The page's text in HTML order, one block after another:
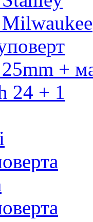
Milwaukee
+
24 + 1